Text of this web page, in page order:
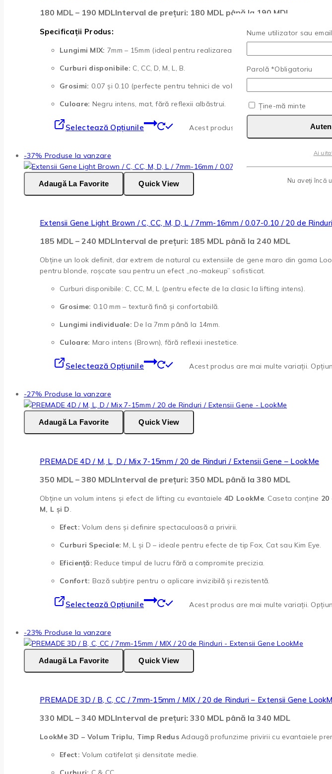
180 MDL – 190 MDLInterval de prețuri: 180 MDL până la 190 MDL
Specificații Produs:
Lungimi MIX: 7mm – 15mm (ideal pentru realizarea oricărui styling).
Curburi disponibile: C, CC, D, M, L, B.
Grosimi: 0.07 și 0.10 (perfecte pentru tehnici de volum și fir cu fir).
Culoare: Negru intens, mat, fără reflexii albăstrui.
Selectează Opțiunile Acest produs are mai multe variații.
-37% Produse la vanzare
Adaugă La Favorite Quick View
Extensii Gene Light Brown / C, CC, M, D, L / 7mm-16mm / 0.07-0.10 / 20 de
185 MDL – 240 MDLInterval de prețuri: 185 MDL până la 240 MDL
Obține un look definit, dar extrem de natural cu extensiile de gene maro din gama
pentru blonde, roșcate sau pentru un efect „no-makeup” sofisticat.
Curburi disponibile: C, CC, M, L (pentru efecte de la clasic la lifting intens).
Grosime: 0.10 mm – textură fină și confortabilă.
Lungimi individuale: De la 7mm până la 14mm.
Culoare: Maro intens (Brown), fără reflexii inestetice.
Selectează Opțiunile Acest produs are mai multe variații.
-27% Produse la vanzare
Adaugă La Favorite Quick View
PREMADE 4D / M, L, D / Mix 7-15mm / 20 de Rinduri / Extensii Gene – LookMe
350 MDL – 380 MDLInterval de prețuri: 350 MDL până la 380 MDL
Obține un volum intens și efect de lifting cu evantaiele4D LookMe. Caseta conține 20
M, L și D.
Efect: Volum dens și definire spectaculoasă a privirii.
Curburi Speciale: M, L și D – ideale pentru efecte de tip Fox, Cat sau Kim Eye.
Eficiență: Reduce timpul de lucru fără a compromite precizia.
Confort: Bază subțire pentru o aplicare invizibilă și rezistentă.
Selectează Opțiunile Acest produs are mai multe variații.
-23% Produse la vanzare
Adaugă La Favorite Quick View
PREMADE 3D / B, C, CC / 7mm-15mm / MIX / 20 de Rinduri – Extensii Gene
330 MDL – 340 MDLInterval de prețuri: 330 MDL până la 340 MDL
LookMe 3D – Volum Triplu, Timp RedusAdaugă profunzime privirii cu evantaiele
Efect: Volum catifelat și densitate medie.
Nume utilizator sau email
Parolă*Obligatoriu
Ține-mă minte
Ai
Nu aveți încă